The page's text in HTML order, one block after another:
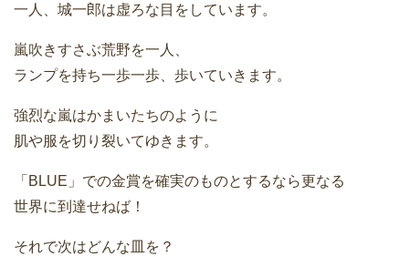
一人、城一郎は虚ろな目をしています。
嵐吹きすさぶ荒野を一人、
ランプを持ち一歩一歩、歩いていきます。
強烈な嵐はかまいたちのように
肌や服を切り裂いてゆきます。
「BLUE」での金賞を確実のものとするなら更なる
世界に到達せねば！
それで次はどんな皿を？